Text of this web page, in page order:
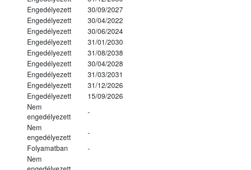
Engedélyezett
30/09/2027
Engedélyezett
30/04/2022
Engedélyezett
30/06/2024
Engedélyezett
31/01/2030
Engedélyezett
31/08/2038
Engedélyezett
30/04/2028
Engedélyezett
31/03/2031
Engedélyezett
31/12/2026
Engedélyezett
15/09/2026
Nem
engedélyezett
-
Nem
engedélyezett
-
Folyamatban
-
Nem